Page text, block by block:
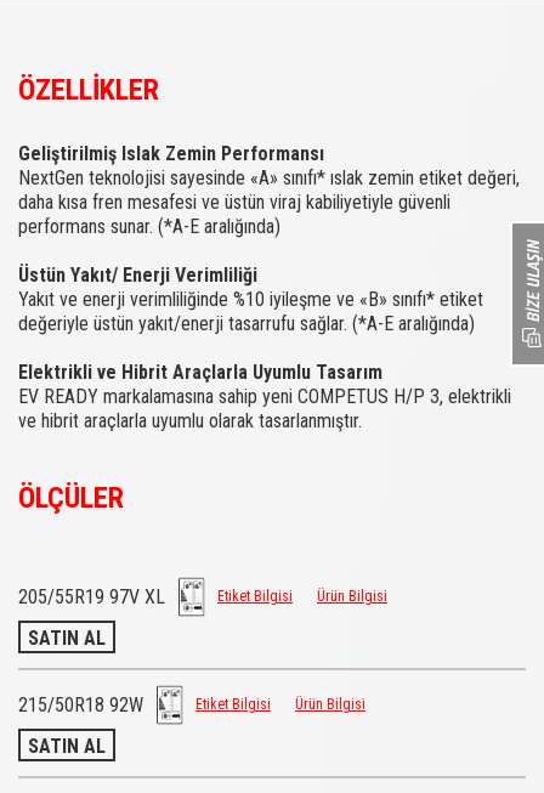
ÖZELLİKLER
Geliştirilmiş Islak Zemin Performansı
NextGen teknolojisi sayesinde «A» sınıfı* ıslak zemin etiket değeri,
daha kısa fren mesafesi ve üstün viraj kabiliyetiyle güvenli
performans sunar. (*A-E aralığında)
Üstün Yakıt/ Enerji Verimliliği
Yakıt ve enerji verimliliğinde %10 iyileşme ve «B» sınıfı* etiket
değeriyle üstün yakıt/enerji tasarrufu sağlar. (*A-E aralığında)
Elektrikli ve Hibrit Araçlarla Uyumlu Tasarım
EV READY markalamasına sahip yeni COMPETUS H/P 3, elektrikli
ve hibrit araçlarla uyumlu olarak tasarlanmıştır.
ÖLÇÜLER
205/55R19 97V XL Etiket Bilgisi Ürün Bilgisi
SATIN AL
215/50R18 92W Etiket Bilgisi Ürün Bilgisi
SATIN AL